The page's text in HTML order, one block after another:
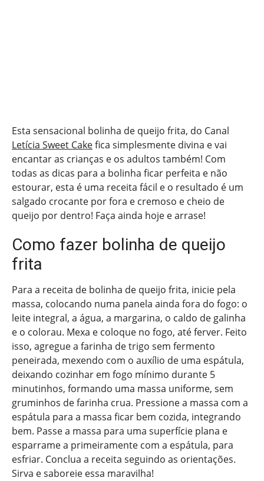
Esta sensacional bolinha de queijo frita, do Canal
Letícia Sweet Cakefica simplesmente divina e vai
encantar as crianças e os adultos também! Com
todas as dicas para a bolinha ficar perfeita e não
estourar, esta é uma receita fácil e o resultado é um
salgado crocante por fora e cremoso e cheio de
queijo por dentro! Faça ainda hoje e arrase!
Como fazer bolinha de queijo
frita
Para a receita de bolinha de queijo frita, inicie pela
massa, colocando numa panela ainda fora do fogo: o
leite integral, a água, a margarina, o caldo de galinha
e o colorau. Mexa e coloque no fogo, até ferver. Feito
isso, agregue a farinha de trigo sem fermento
peneirada, mexendo com o auxílio de uma espátula,
deixando cozinhar em fogo mínimo durante 5
minutinhos, formando uma massa uniforme, sem
gruminhos de farinha crua. Pressione a massa com a
espátula para a massa ficar bem cozida, integrando
bem. Passe a massa para uma superfície plana e
esparrame a primeiramente com a espátula, para
esfriar. Conclua a receita seguindo as orientações.
Sirva e saboreie essa maravilha!